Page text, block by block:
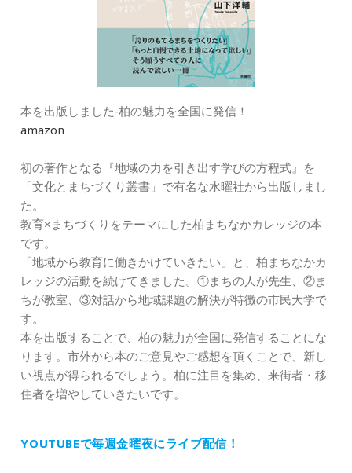
本を出版しました‐柏の魅力を全国に発信！
amazon
初の著作となる『地域の力を引き出す学びの方程式』を
「文化とまちづくり叢書」で有名な水曜社から出版しまし
た。
教育×まちづくりをテーマにした柏まちなかカレッジの本
です。
「地域から教育に働きかけていきたい」と、柏まちなかカ
レッジの活動を続けてきました。①まちの人が先生、②ま
ちが教室、③対話から地域課題の解決が特徴の市民大学で
す。
本を出版することで、柏の魅力が全国に発信することにな
ります。市外から本のご意見やご感想を頂くことで、新し
い視点が得られるでしょう。柏に注目を集め、来街者・移
住者を増やしていきたいです。
YOUTUBEで毎週金曜夜にライブ配信！